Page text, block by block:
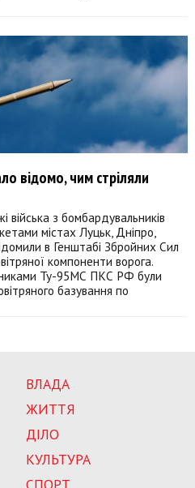
відомо, чим стріляли
війська з бомбардувальників
містах Луцьк, Дніпро,
в Генштабі Збройних Сил
компоненти ворога.
Ту-95МС ПКС РФ були
базування по
ВЛАДА
ЖИТТЯ
ДІЛО
КУЛЬТУРА
СПОРТ